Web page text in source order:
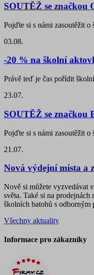
SOUTĚŽ se značkou
Pojďte si s námi zasoutěžit
03.08.
-20 % na školní
Právě teď je čas pořídit
23.07.
SOUTĚŽ se značkou
Pojďte si s námi zasoutěžit
21.07.
Nová výdejní místa a
Nově si můžete vyzvedávat
světa. Také si na
školních batohů s odborným
Všechny aktuality
Informace pro zákazníky